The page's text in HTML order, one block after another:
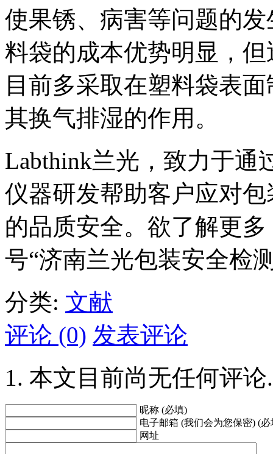
使果锈、病害等问题的
料袋的成本优势明显，
目前多采取在塑料袋表
其换气排湿的作用。
Labthink兰光，致力于通
仪器研发帮助客户应对
的品质安全。欲了解更
号“济南兰光包装安全检
分类: 文献
评论 (0) 发表评论
本文目前尚无任何评论.
昵称 (必填)
电子邮箱 (我们会为您保密) (必
网址